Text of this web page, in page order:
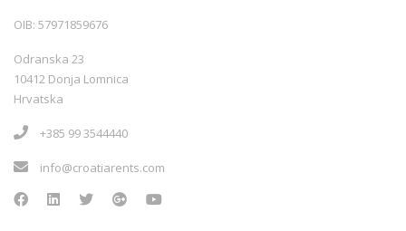
Slunj(1)
(0)
OIB: 57971859676
Odranska 23
10412 Donja Lomnica
Hrvatska
+385 99 3544440
info@croatiarents.com